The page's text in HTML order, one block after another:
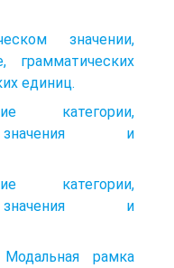
значении,
грамматических
единиц.
категории,
значения и
категории,
значения и
рамка